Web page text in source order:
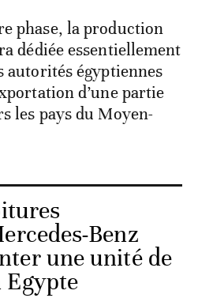
phase, la production
dédiée essentiellement
autorités égyptiennes
d’une partie
les pays du Moyen-
Benz
une unité de